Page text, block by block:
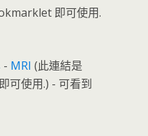
即可使用.
- MRI (此連結是
可使用.) - 可看到